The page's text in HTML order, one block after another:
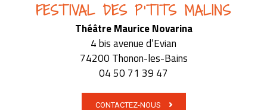
FESTIVAL DES P'TITS MALINS
Théâtre Maurice Novarina
4 bis avenue d’Evian
74200 Thonon-les-Bains
04 50 71 39 47
CONTACTEZ-NOUS